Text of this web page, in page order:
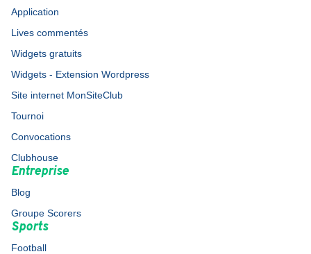
Application
Lives commentés
Widgets gratuits
Widgets - Extension Wordpress
Site internet MonSiteClub
Tournoi
Convocations
Clubhouse
Entreprise
Blog
Groupe Scorers
Sports
Football